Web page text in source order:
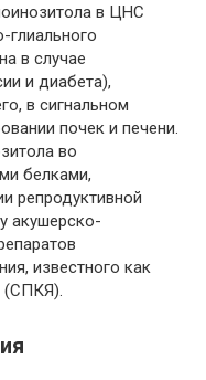
в ЦНС
глиального
в случае
и диабета),
в сигнальном
почек и печени.
во
белками,
репродуктивной
акушерско-
известного как
(СПКЯ).